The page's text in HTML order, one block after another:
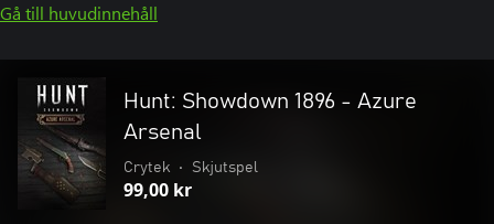
Gå till huvudinnehåll
Hunt: Showdown 1896 - Azure
Arsenal
Crytek • Skjutspel
99,00 kr